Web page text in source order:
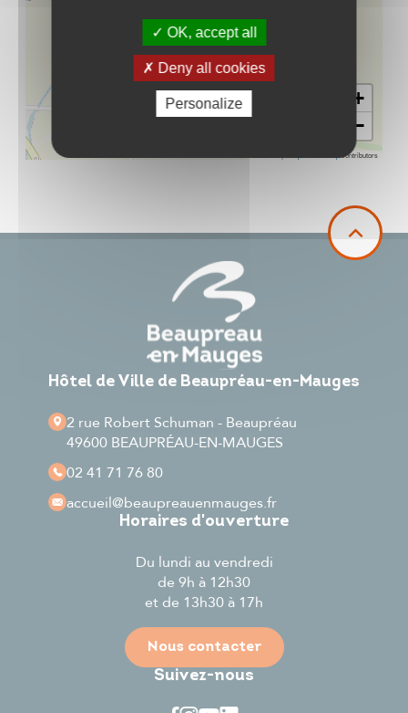
+
−
contributors
Hôtel de Ville de Beaupréau-en-Mauges
2 rue Robert Schuman - Beaupréau
49600 BEAUPRÉAU-EN-MAUGES
02 41 71 76 80
accueil@beaupreauenmauges.fr
Horaires d'ouverture
Du lundi au vendredi
de 9h à 12h30
et de 13h30 à 17h
Nous contacter
Suivez-nous
OK, accept all
Deny all cookies
Personalize